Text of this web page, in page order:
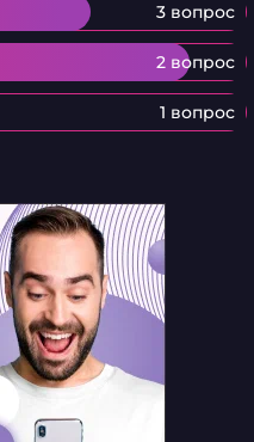
3 вопрос
2 вопрос
1 вопрос